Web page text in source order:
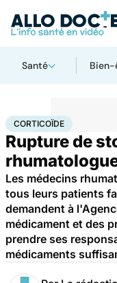
Santé
AccueilSantéCorticoïde
CORTICOÏDE
Rupture de
Les médecins
tous leurs patients
demandent à
médicament et des
prendre ses
médicaments